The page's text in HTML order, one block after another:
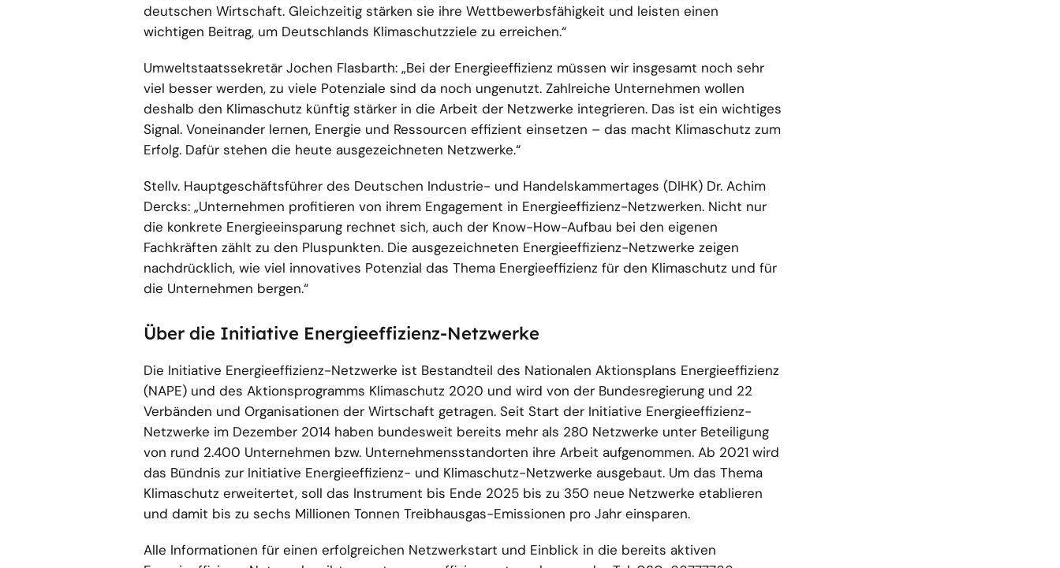
deutschen Wirtschaft. Gleichzeitig stärken sie ihre Wettbewerbsfähigkeit und leisten einen
wichtigen Beitrag, um Deutschlands Klimaschutzziele zu erreichen.“
Umweltstaatssekretär Jochen Flasbarth: „Bei der Energieeffizienz müssen wir insgesamt noch sehr
viel besser werden, zu viele Potenziale sind da noch ungenutzt. Zahlreiche Unternehmen wollen
deshalb den Klimaschutz künftig stärker in die Arbeit der Netzwerke integrieren. Das ist ein wichtiges
Signal. Voneinander lernen, Energie und Ressourcen effizient einsetzen – das macht Klimaschutz zum
Erfolg. Dafür stehen die heute ausgezeichneten Netzwerke.“
Stellv. Hauptgeschäftsführer des Deutschen Industrie- und Handelskammertages (DIHK) Dr. Achim
Dercks: „Unternehmen profitieren von ihrem Engagement in Energieeffizienz-Netzwerken. Nicht nur
die konkrete Energieeinsparung rechnet sich, auch der Know-How-Aufbau bei den eigenen
Fachkräften zählt zu den Pluspunkten. Die ausgezeichneten Energieeffizienz-Netzwerke zeigen
nachdrücklich, wie viel innovatives Potenzial das Thema Energieeffizienz für den Klimaschutz und für
die Unternehmen bergen.“
Über die Initiative Energieeffizienz-Netzwerke
Die Initiative Energieeffizienz-Netzwerke ist Bestandteil des Nationalen Aktionsplans Energieeffizienz
(NAPE) und des Aktionsprogramms Klimaschutz 2020 und wird von der Bundesregierung und 22
Verbänden und Organisationen der Wirtschaft getragen. Seit Start der Initiative Energieeffizienz-
Netzwerke im Dezember 2014 haben bundesweit bereits mehr als 280 Netzwerke unter Beteiligung
von rund 2.400 Unternehmen bzw. Unternehmensstandorten ihre Arbeit aufgenommen. Ab 2021 wird
das Bündnis zur Initiative Energieeffizienz- und Klimaschutz-Netzwerke ausgebaut. Um das Thema
Klimaschutz erweitertet, soll das Instrument bis Ende 2025 bis zu 350 neue Netzwerke etablieren
und damit bis zu sechs Millionen Tonnen Treibhausgas-Emissionen pro Jahr einsparen.
Alle Informationen für einen erfolgreichen Netzwerkstart und Einblick in die bereits aktiven